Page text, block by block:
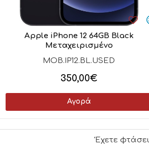
MOB.IP12.BL.USED
Apple iPhone 12 64GB Black
Μεταχειρισμένο
350,00€
Αγορά
Έχετε